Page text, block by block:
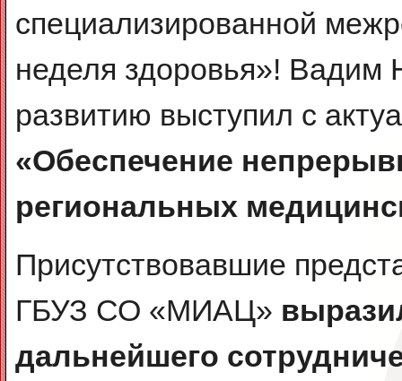
специализированной
неделя здоровья»! Вадим
развитию выступил с
«Обеспечение
региональных
Присутствовавшие
ГБУЗ СО «МИАЦ»
дальнейшего